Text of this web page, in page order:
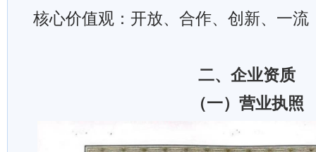
核心价值观：开放、合作、创新、一流
二、企业资质
（一）营业执照